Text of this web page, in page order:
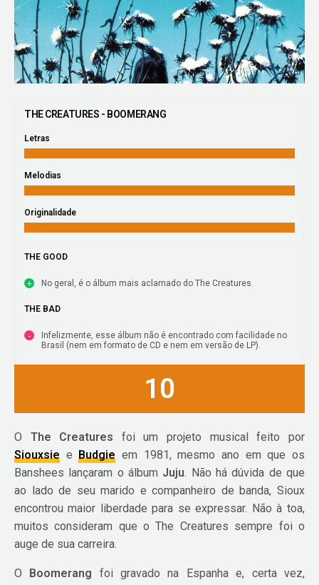
THE CREATURES - BOOMERANG
Letras
Melodias
Originalidade
THE GOOD
No geral, é o álbum mais aclamado do The Creatures.
THE BAD
Infelizmente, esse álbum não é encontrado com facilidade no
Brasil (nem em formato de CD e nem em versão de LP).
10
O The Creatures foi um projeto musical feito por
Siouxsie eBudgie em 1981, mesmo ano em que os
Banshees lançaram o álbum Juju. Não há dúvida de que
ao lado de seu marido e companheiro de banda, Sioux
encontrou maior liberdade para se expressar. Não à toa,
muitos consideram que o The Creatures sempre foi o
auge de sua carreira.
O Boomerang foi gravado na Espanha e, certa vez,